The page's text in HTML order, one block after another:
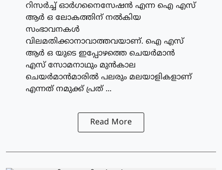
റിസര്‍ച്ച് ഓര്‍ഗനൈസേഷന്‍ എന്ന ഐ എസ്
ആര്‍ ഒ ലോകത്തിന് നല്‍കിയ
സംഭാവനകള്‍
വിലമതിക്കാനാവാത്തവയാണ്. ഐ എസ്
ആര്‍ ഒ യുടെ ഇപ്പോഴത്തെ ചെയര്‍മാന്‍
എസ് സോമനാഥും മുന്‍കാല
ചെയര്‍മാന്‍മാരില്‍ പലരും മലയാളികളാണ്
എന്നത് നമുക്ക് പ്രത് ...
Read More